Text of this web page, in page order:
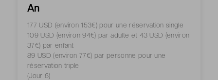
An
177 USD (environ 153€) pour une réservation single
109 USD (environ 94€) par adulte et 43 USD (environ
37€) par enfant
89 USD (environ 77€) par personne pour une
réservation triple
(Jour 6)